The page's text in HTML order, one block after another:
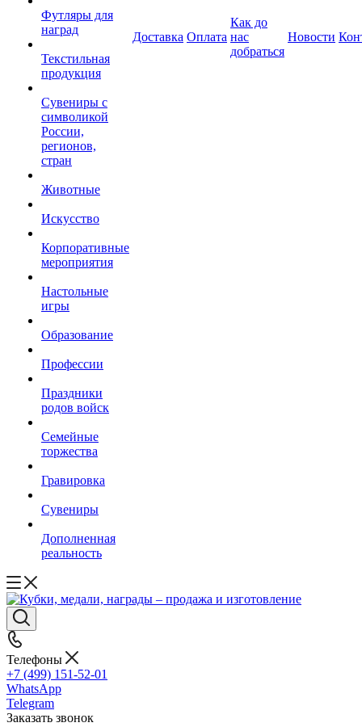
Футляры для
наград
Текстильная
продукция
Сувениры с
символикой
России,
регионов,
стран
Животные
Искусство
Корпоративные
мероприятия
Настольные
игры
Образование
Профессии
Праздники
родов войск
Семейные
торжества
Гравировка
Сувениры
Дополненная
реальность
Доставка Оплата
Как до
нас
добраться
Новости
Телефоны
+7 (499) 151-52-01
WhatsApp
Telegram
Заказать звонок